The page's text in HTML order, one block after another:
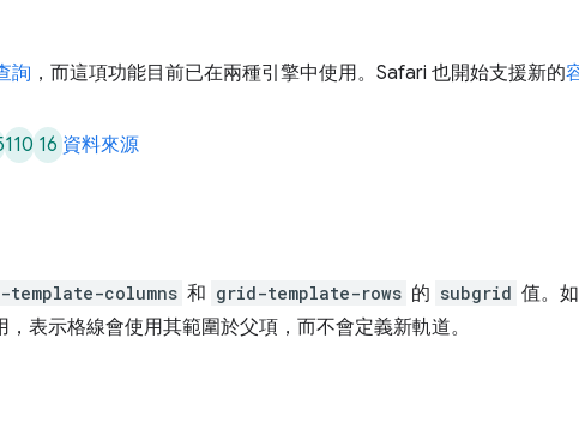
詢 ，而這項功能目前已在兩種引擎中使用。Safari 也開始支援新的
110 16 資料來源
columns 和 grid-template-rows 的 subgrid 值。
表示格線會使用其範圍於父項，而不會定義新軌道。